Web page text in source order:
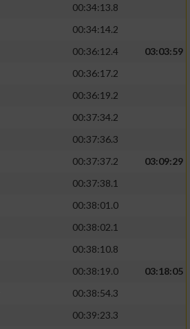
00:34:13.8
00:34:14.2
00:36:12.4
03:03:59
00:36:17.2
00:36:19.2
00:37:34.2
00:37:36.3
00:37:37.2
03:09:29
00:37:38.1
00:38:01.0
00:38:02.1
00:38:10.8
00:38:19.0
03:18:05
00:38:54.3
00:39:23.3